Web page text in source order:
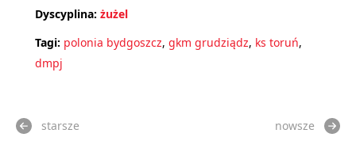
Dyscyplina: żużel
Tagi: polonia bydgoszcz, gkm grudziądz, ks toruń,
dmpj
starsze nowsze